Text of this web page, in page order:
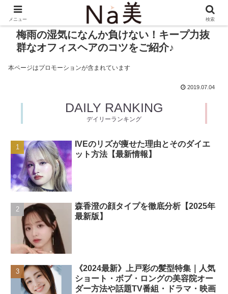
梅雨の湿気になんか負けない！キープ力抜
群なオフィスヘアのコツをご紹介♪
本ページはプロモーションが含まれています
2019.07.04
DAILY RANKING
デイリーランキング
IVEのリズが痩せた理由とそのダイエ
ット方法【最新情報】
森香澄の顔タイプを徹底分析【2025年
最新版】
《2024最新》上戸彩の髪型特集｜人気
ショート・ボブ・ロングの美容院オー
ダー方法や話題TV番組・ドラマ・映画
メニュー 検索